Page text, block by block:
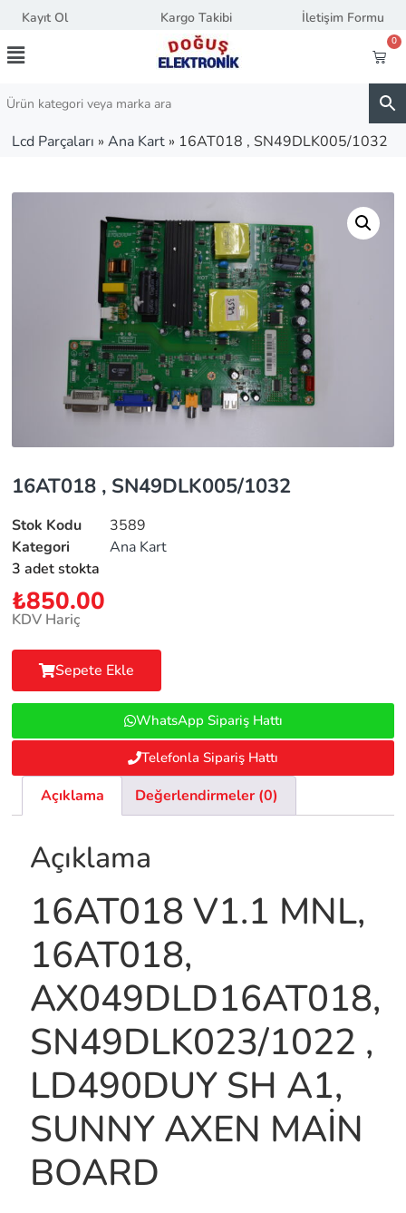
Kayıt Ol Kargo Takibi İletişim Formu
0
Lcd Parçaları » Ana Kart » 16AT018 , SN49DLK005/1032
16AT018 , SN49DLK005/1032
Stok Kodu
3589
Kategori
Ana Kart
3 adet stokta
₺850.00
KDV Hariç
Sepete Ekle
WhatsApp Sipariş Hattı
Telefonla Sipariş Hattı
Açıklama Değerlendirmeler (0)
Açıklama
16AT018 V1.1 MNL,
16AT018,
AX049DLD16AT018,
SN49DLK023/1022 ,
LD490DUY SH A1,
SUNNY AXEN MAİN
BOARD